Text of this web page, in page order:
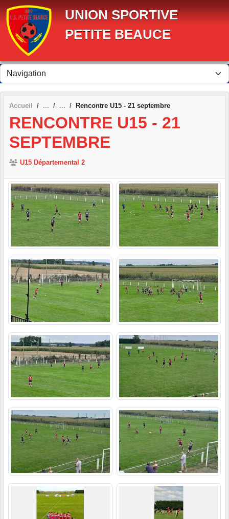
UNION SPORTIVE
PETITE BEAUCE
Accueil Rencontre U15 - 21 septembre
RENCONTRE U15 - 21
SEPTEMBRE
U15 Départemental 2
Panneau de gestion des cookies